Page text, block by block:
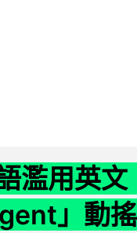
濫用英
」動